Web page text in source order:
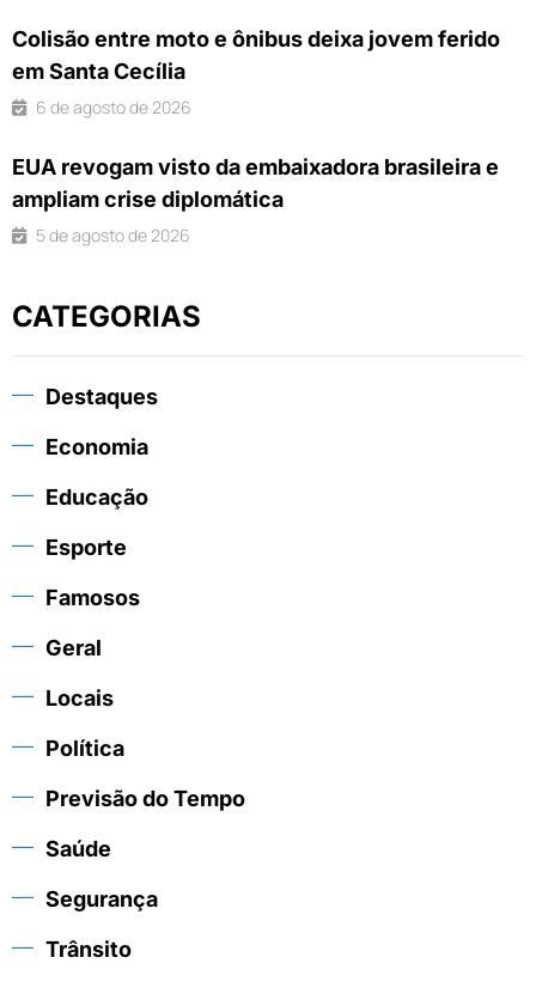
Colisão entre moto e ônibus deixa jovem ferido
em Santa Cecília
6 de agosto de 2026
EUA revogam visto da embaixadora brasileira e
ampliam crise diplomática
5 de agosto de 2026
CATEGORIAS
Destaques
Economia
Educação
Esporte
Famosos
Geral
Locais
Política
Previsão do Tempo
Saúde
Segurança
Trânsito